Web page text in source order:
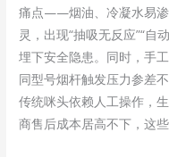
痛点——烟油、冷凝水易渗
灵，出现“抽吸无反应”“自
埋下安全隐患。同时，手
同型号烟杆触发压力参差
传统咪头依赖人工操作，
商售后成本居高不下，这